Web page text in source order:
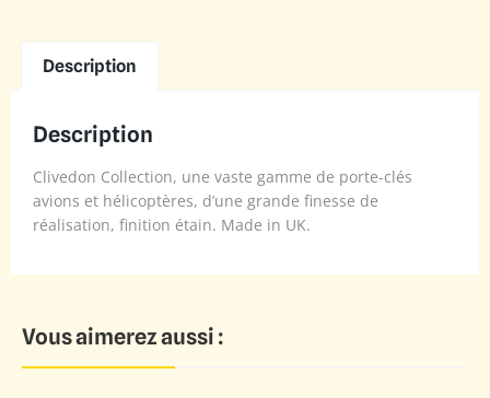
Description
Description
Clivedon Collection, une vaste gamme de porte-clés
avions et hélicoptères, d’une grande finesse de
réalisation, finition étain. Made in UK.
Vous aimerez aussi :